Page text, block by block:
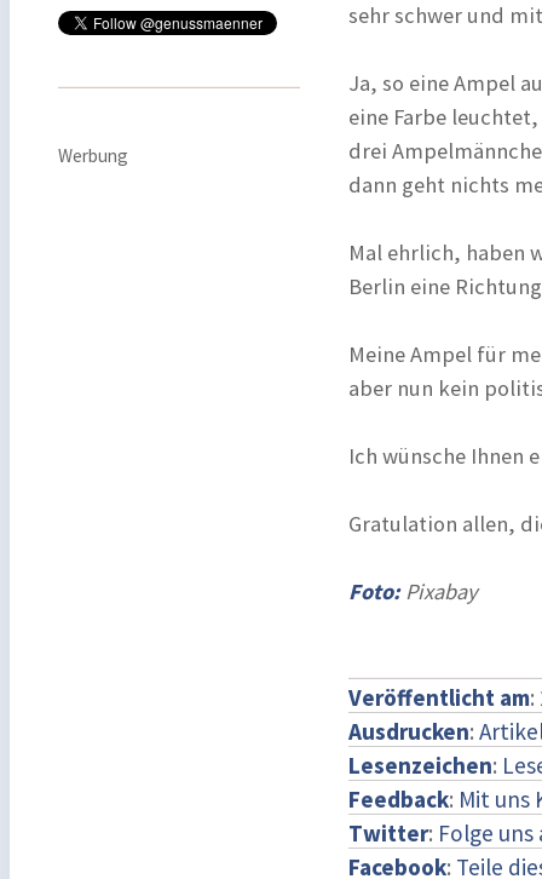
Werbung
sehr schwer und
Ja, so eine Ampel
eine Farbe
drei
dann geht nichts
Mal ehrlich, haben
Berlin eine
Meine Ampel für
aber nun kein
Ich wünsche Ihnen
Gratulation allen,
Foto:Pixabay
Veröffentlicht am:
Ausdrucken:
Lesenzeichen:
Feedback: Mit uns
Twitter: Folge
Facebook: Teile